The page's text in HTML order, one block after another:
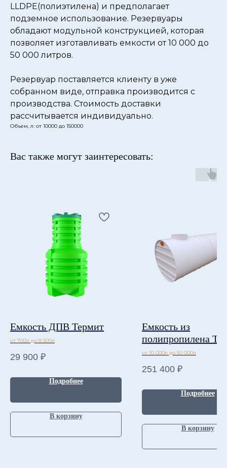
LLDPE(полиэтилена) и предполагает
подземное использование. Резервуары
обладают модульной конструкцией, которая
позволяет изготавливать емкости от 10 000 до
50 000 литров.
Резервуар поставляется клиенту в уже
собранном виде, отправка производится с
производства. Стоимость доставки
рассчитывается индивидуально.
Объем, л: от 10000 до 150000
Вас также могут заинтересовать:
Емкость ДПВ Термит
от 700л до 8 500л
29 900 ₽
Подробнее
В корзину
Емкость из
полипропилена
ЭКО
от 10 000л до 50 000л
251 400 ₽
Подробнее
В корзину